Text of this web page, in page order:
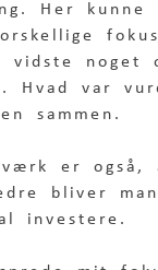
Her
noget
Hvad var
sammen.
er også,
bliver
investere.